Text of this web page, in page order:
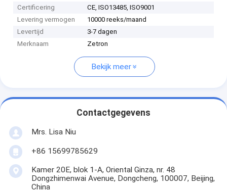
Certificering
CE, ISO13485, ISO9001
Levering vermogen
10000 reeks/maand
Levertijd
3-7 dagen
Merknaam
Zetron
Bekijk meer
Contactgegevens
Mrs. Lisa Niu
+86 15699785629
Kamer 20E, blok 1-A, Oriental Ginza, nr. 48
Dongzhimenwai Avenue, Dongcheng, 100007, Beijing,
China